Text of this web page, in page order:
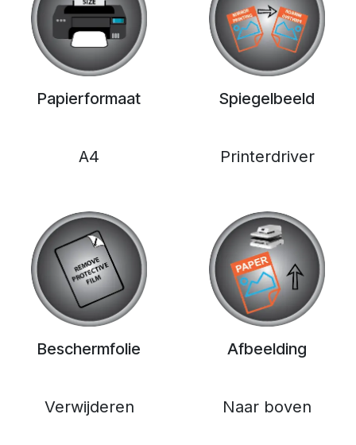
Papierformaat
A4
Spiegelbeeld
Printerdriver
Beschermfolie
Verwijderen
Afbeelding
Naar boven